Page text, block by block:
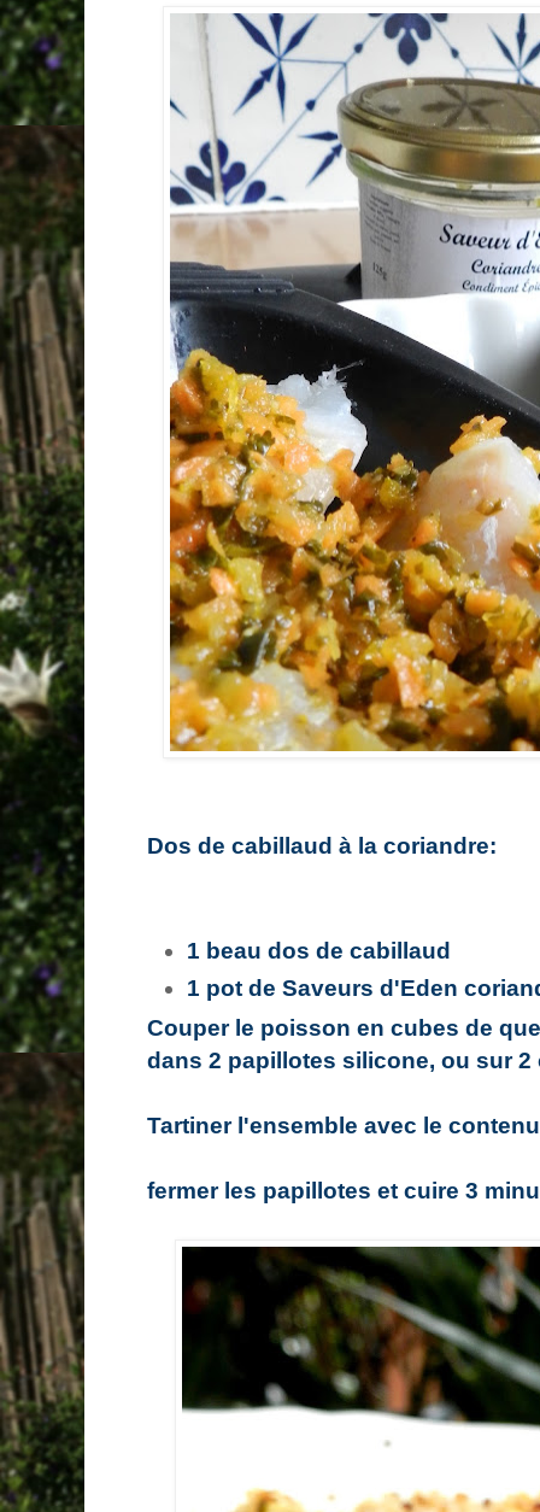
Dos de cabillaud à la coriandre:
1 beau dos de cabillaud
1 pot de Saveurs d'Eden
Couper le poisson en cubes de
dans 2 papillotes silicone, ou sur
Tartiner l'ensemble avec le
fermer les papillotes et cuire 3